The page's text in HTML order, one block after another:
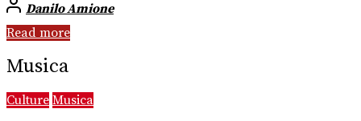
Danilo Amione
Read more
Musica
Culture Musica